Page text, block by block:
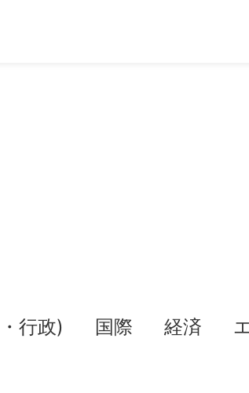
行政) 国際 経済